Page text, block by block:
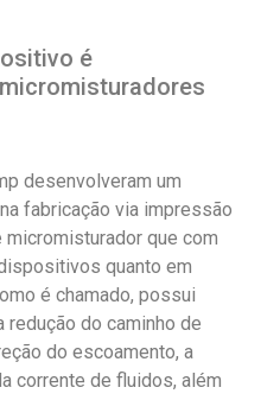
é
desenvolveram um
fabricação via impressão
que com
quanto em
é chamado, possui
do caminho de
do escoamento, a
corrente de fluidos, além